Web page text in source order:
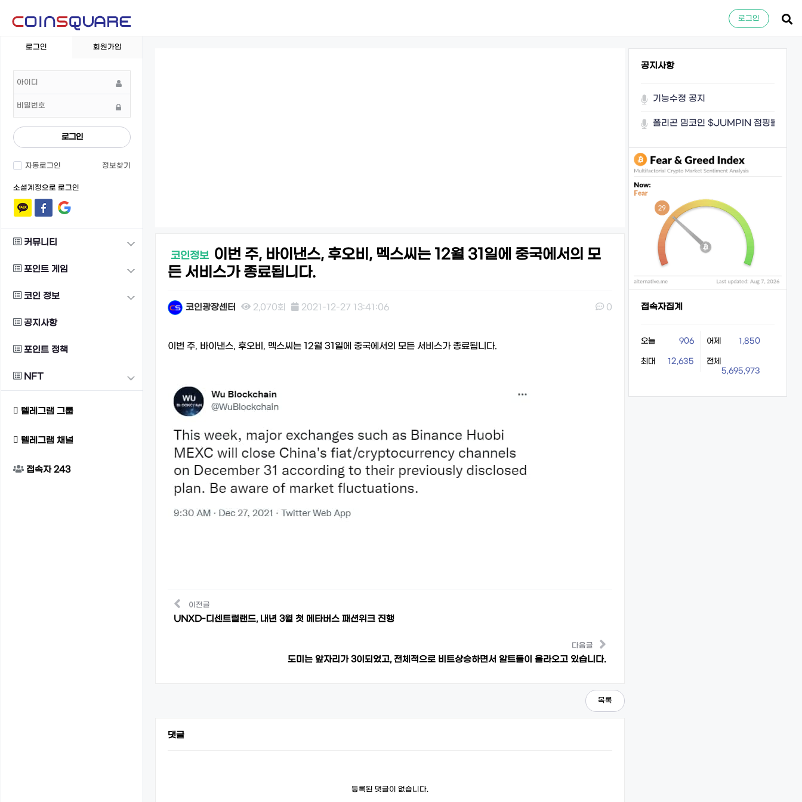
로그인
로그인 회원가입
로그인
자동로그인 정보찾기
소셜계정으로 로그인
커뮤니티
포인트 게임
코인 정보
공지사항
포인트 정책
NFT
텔레그램 그룹
텔레그램 채널
접속자243
코인정보 이번 주, 바이낸스, 후오비, 멕스씨는 12월 31일에 중국에서의 모
든 서비스가 종료됩니다.
코인광장센터 2,070회 2021-12-27 13:41:06 0
이번 주, 바이낸스, 후오비, 멕스씨는 12월 31일에 중국에서의 모든 서비스가 종료됩니다.
이전글
UNXD-디센트럴랜드, 내년 3월 첫 메타버스 패션위크 진행
다음글
도미는 앞자리가 3이되었고, 전체적으로 비트상승하면서 알트들이 올라오고 있습니다.
목록
댓글
등록된 댓글이 없습니다.
공지사항
기능수정 공지
폴리곤 밈코인 $JUMPIN 점핑볼이 쏜
접속자집계
오늘 906 어제 1,850
최대 12,635
전체
5,695,973